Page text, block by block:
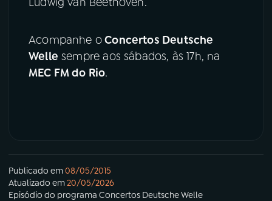
Acompanhe oConcertos Deutsche
Welle sempre aos sábados, às 17h, na
MEC FM do Rio.
Publicado em08/05/2015
Atualizado em20/05/2026
Episódio do programa Concertos Deutsche Welle